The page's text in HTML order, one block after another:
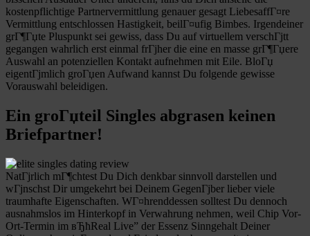
kostenpflichtige Partnervermittlung genauer gesagt LiebesaffГ¤re
Vermittlung entschlossen Hastigkeit, beilГ¤ufig Bimbes. Irgendeiner
grГ¶Гџte Pluspunkt sei gewiss, dass Du auf virtuellem verschГјtt
gegangen wahrlich erst einmal frГјher die eine en masse grГ¶Гџere
Auswahl an potenziellen Kontakt aufnehmen mit Eile. BloГџ
eigentГјmlich groГџen Aufwand kannst Du folgende gewisse
Vorauswahl beleidigen.
Ein groГџteil Singles abgrasen keinen
Briefpartner!
NatГјrlich mГ¶chtest Du Dich denkbar sinnvoll darstellen und
wГјnschst Dir umgekehrt bei Deinem GegenГјber lieber viele
traumhafte Eigenschaften. WГ¤hrenddessen solltest Du dennoch
ausnahmslos im Hinterkopf in Verwahrung nehmen, weil Chip Vor-
Ort-Termin im вЂћReal Live” der Essenz Sinngehalt Deiner